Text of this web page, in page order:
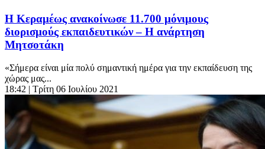
Η Κεραμέως ανακοίνωσε 11.700 μόνιμους
διορισμούς εκπαιδευτικών – Η ανάρτηση
Μητσοτάκη
«Σήμερα είναι μία πολύ σημαντική ημέρα για την εκπαίδευση της
χώρας μας...
18:42 | Τρίτη 06 Ιουλίου 2021